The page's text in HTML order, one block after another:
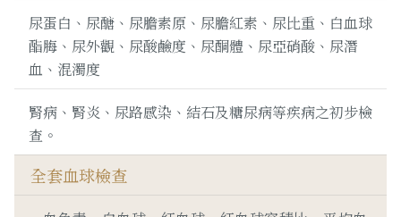
尿蛋白、尿醣、尿膽素原、尿膽紅素、尿比重、白血球
酯脢、尿外觀、尿酸鹼度、尿酮體、尿亞硝酸、尿潛
血、混濁度
腎病、腎炎、尿路感染、結石及糖尿病等疾病之初步檢
查。
全套血球檢查